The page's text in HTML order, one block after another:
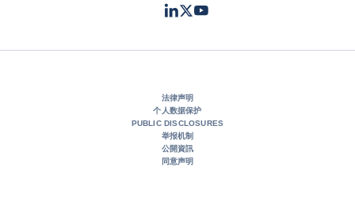
LinkedIn
TwitterYoutube
法律声明
个人数据保护
PUBLIC DISCLOSURES
举报机制
公開資訊
同意声明